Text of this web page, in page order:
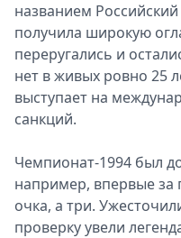
названием
получила широкую
переругались и
нет в живых ровно 25
выступает на
санкций.
Чемпионат-1994 был
например, впервые за
очка, а три.
проверку увели